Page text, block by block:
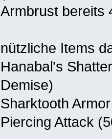
Armbrust bereits
nützliche Items
Hanabal's
Demise)
Sharktooth Armor
Piercing Attack